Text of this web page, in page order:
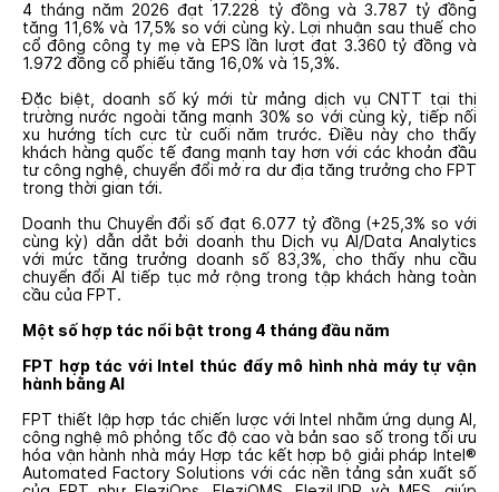
4 tháng năm 2026 đạt 17.228 tỷ đồng và 3.787 tỷ đồng
tăng 11,6% và 17,5% so với cùng kỳ. Lợi nhuận sau thuế cho
cổ đông công ty mẹ và EPS lần lượt đạt 3.360 tỷ đồng và
1.972 đồng cổ phiếu tăng 16,0% và 15,3%.
Đặc biệt, doanh số ký mới từ mảng dịch vụ CNTT tại thị
trường nước ngoài tăng mạnh 30% so với cùng kỳ, tiếp nối
xu hướng tích cực từ cuối năm trước. Điều này cho thấy
khách hàng quốc tế đang mạnh tay hơn với các khoản đầu
tư công nghệ, chuyển đổi mở ra dư địa tăng trưởng cho FPT
trong thời gian tới.
Doanh thu Chuyển đổi số đạt 6.077 tỷ đồng (+25,3% so với
cùng kỳ) dẫn dắt bởi doanh thu Dịch vụ AI/Data Analytics
với mức tăng trưởng doanh số 83,3%, cho thấy nhu cầu
chuyển đổi AI tiếp tục mở rộng trong tập khách hàng toàn
cầu của FPT.
Một số hợp tác nổi bật trong 4 tháng đầu năm
FPT hợp tác với Intel thúc đẩy mô hình nhà máy tự vận
hành bằng AI
FPT thiết lập hợp tác chiến lược với Intel nhằm ứng dụng AI,
công nghệ mô phỏng tốc độ cao và bản sao số trong tối ưu
hóa vận hành nhà máy Hợp tác kết hợp bộ giải pháp Intel®
Automated Factory Solutions với các nền tảng sản xuất số